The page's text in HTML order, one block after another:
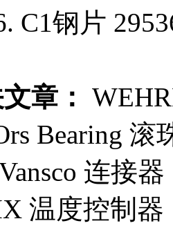
C1钢片
章：
Bearing 滚
连接
温度控制器